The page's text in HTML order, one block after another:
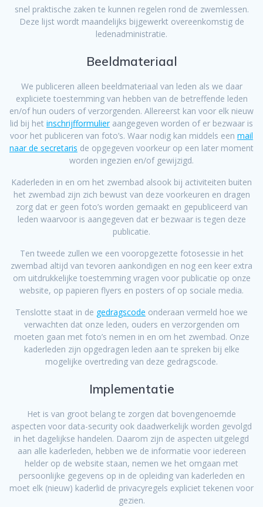
snel praktische zaken te kunnen regelen rond de zwemlessen.
Deze lijst wordt maandelijks bijgewerkt overeenkomstig de
ledenadministratie.
Beeldmateriaal
We publiceren alleen beeldmateriaal van leden als we daar
expliciete toestemming van hebben van de betreffende leden
en/of hun ouders of verzorgenden. Allereerst kan voor elk nieuw
lid bij het inschrijfformulier aangegeven worden of er bezwaar is
voor het publiceren van foto’s. Waar nodig kan middels een mail
naar de secretaris de opgegeven voorkeur op een later moment
worden ingezien en/of gewijzigd.
Kaderleden in en om het zwembad alsook bij activiteiten buiten
het zwembad zijn zich bewust van deze voorkeuren en dragen
zorg dat er geen foto’s worden gemaakt en gepubliceerd van
leden waarvoor is aangegeven dat er bezwaar is tegen deze
publicatie.
Ten tweede zullen we een vooropgezette fotosessie in het
zwembad altijd van tevoren aankondigen en nog een keer extra
om uitdrukkelijke toestemming vragen voor publicatie op onze
website, op papieren flyers en posters of op sociale media.
Tenslotte staat in de gedragscode onderaan vermeld hoe we
verwachten dat onze leden, ouders en verzorgenden om
moeten gaan met foto’s nemen in en om het zwembad. Onze
kaderleden zijn opgedragen leden aan te spreken bij elke
mogelijke overtreding van deze gedragscode.
Implementatie
Het is van groot belang te zorgen dat bovengenoemde
aspecten voor data-security ook daadwerkelijk worden gevolgd
in het dagelijkse handelen. Daarom zijn de aspecten uitgelegd
aan alle kaderleden, hebben we de informatie voor iedereen
helder op de website staan, nemen we het omgaan met
persoonlijke gegevens op in de opleiding van kaderleden en
moet elk (nieuw) kaderlid de privacyregels expliciet tekenen voor
gezien.